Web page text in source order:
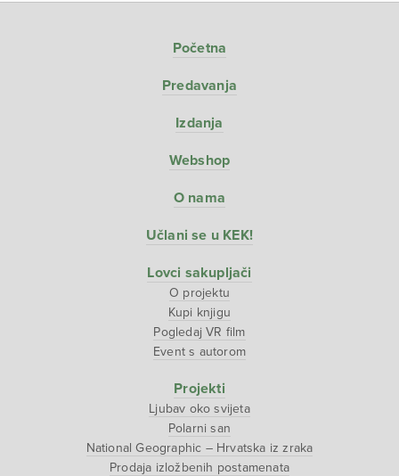
Početna
Predavanja
Izdanja
Webshop
O nama
Učlani se u KEK!
Lovci sakupljači
O projektu
Kupi knjigu
Pogledaj VR film
Event s autorom
Projekti
Ljubav oko svijeta
Polarni san
National Geographic – Hrvatska iz zraka
Prodaja izložbenih postamenata